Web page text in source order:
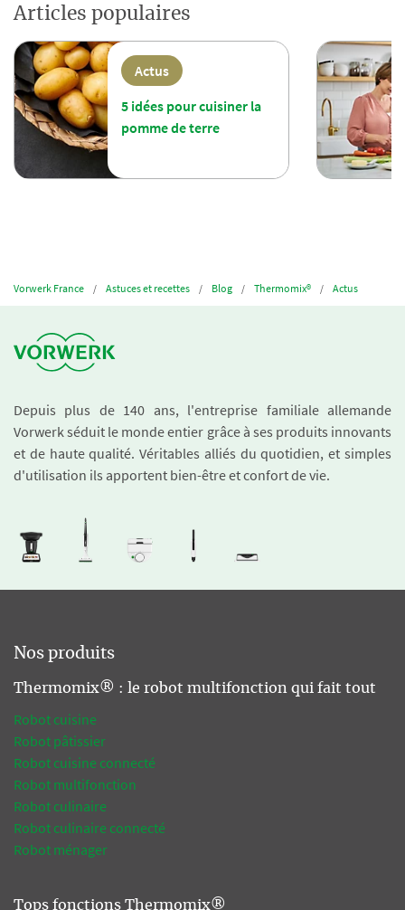
Articles populaires
Actus
5 idées pour cuisiner la
pomme de terre
Vorwerk France Astuces et recettes Blog Thermomix® Actus
Depuis plus de 140 ans, l'entreprise familiale allemande
Vorwerk séduit le monde entier grâce à ses produits innovants
et de haute qualité. Véritables alliés du quotidien, et simples
d'utilisation ils apportent bien-être et confort de vie.
Nos produits
Thermomix® : le robot multifonction qui fait tout
Robot cuisine
Robot pâtissier
Robot cuisine connecté
Robot multifonction
Robot culinaire
Robot culinaire connecté
Robot ménager
Tops fonctions Thermomix®